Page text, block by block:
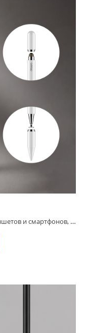
Стилус универсальный Pro Stick для планшетов и смартфонов, белый, Deppa